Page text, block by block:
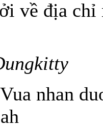
về địa
nhan